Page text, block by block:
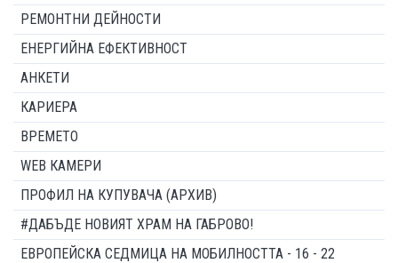
РЕМОНТНИ ДЕЙНОСТИ
ЕНЕРГИЙНА ЕФЕКТИВНОСТ
АНКЕТИ
КАРИЕРА
ВРЕМЕТО
WEB КАМЕРИ
ПРОФИЛ НА КУПУВАЧА (АРХИВ)
#ДАБЪДЕ НОВИЯТ ХРАМ НА ГАБРОВО!
ЕВРОПЕЙСКА СЕДМИЦА НА МОБИЛНОСТТА - 16 - 22